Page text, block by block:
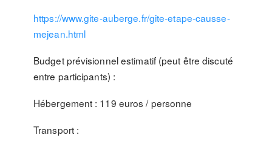
https://www.gite-auberge.fr/gite-etape-causse-
mejean.html
Budget prévisionnel estimatif (peut être discuté
entre participants) :
Hébergement : 119 euros / personne
Transport :